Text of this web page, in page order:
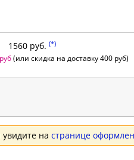
1560 руб. (*)
(или скидка на доставку 400 руб)
на странице